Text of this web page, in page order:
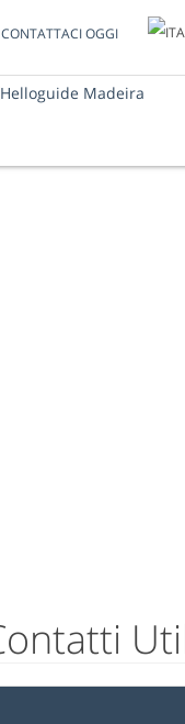
CONTATTACI OGGI